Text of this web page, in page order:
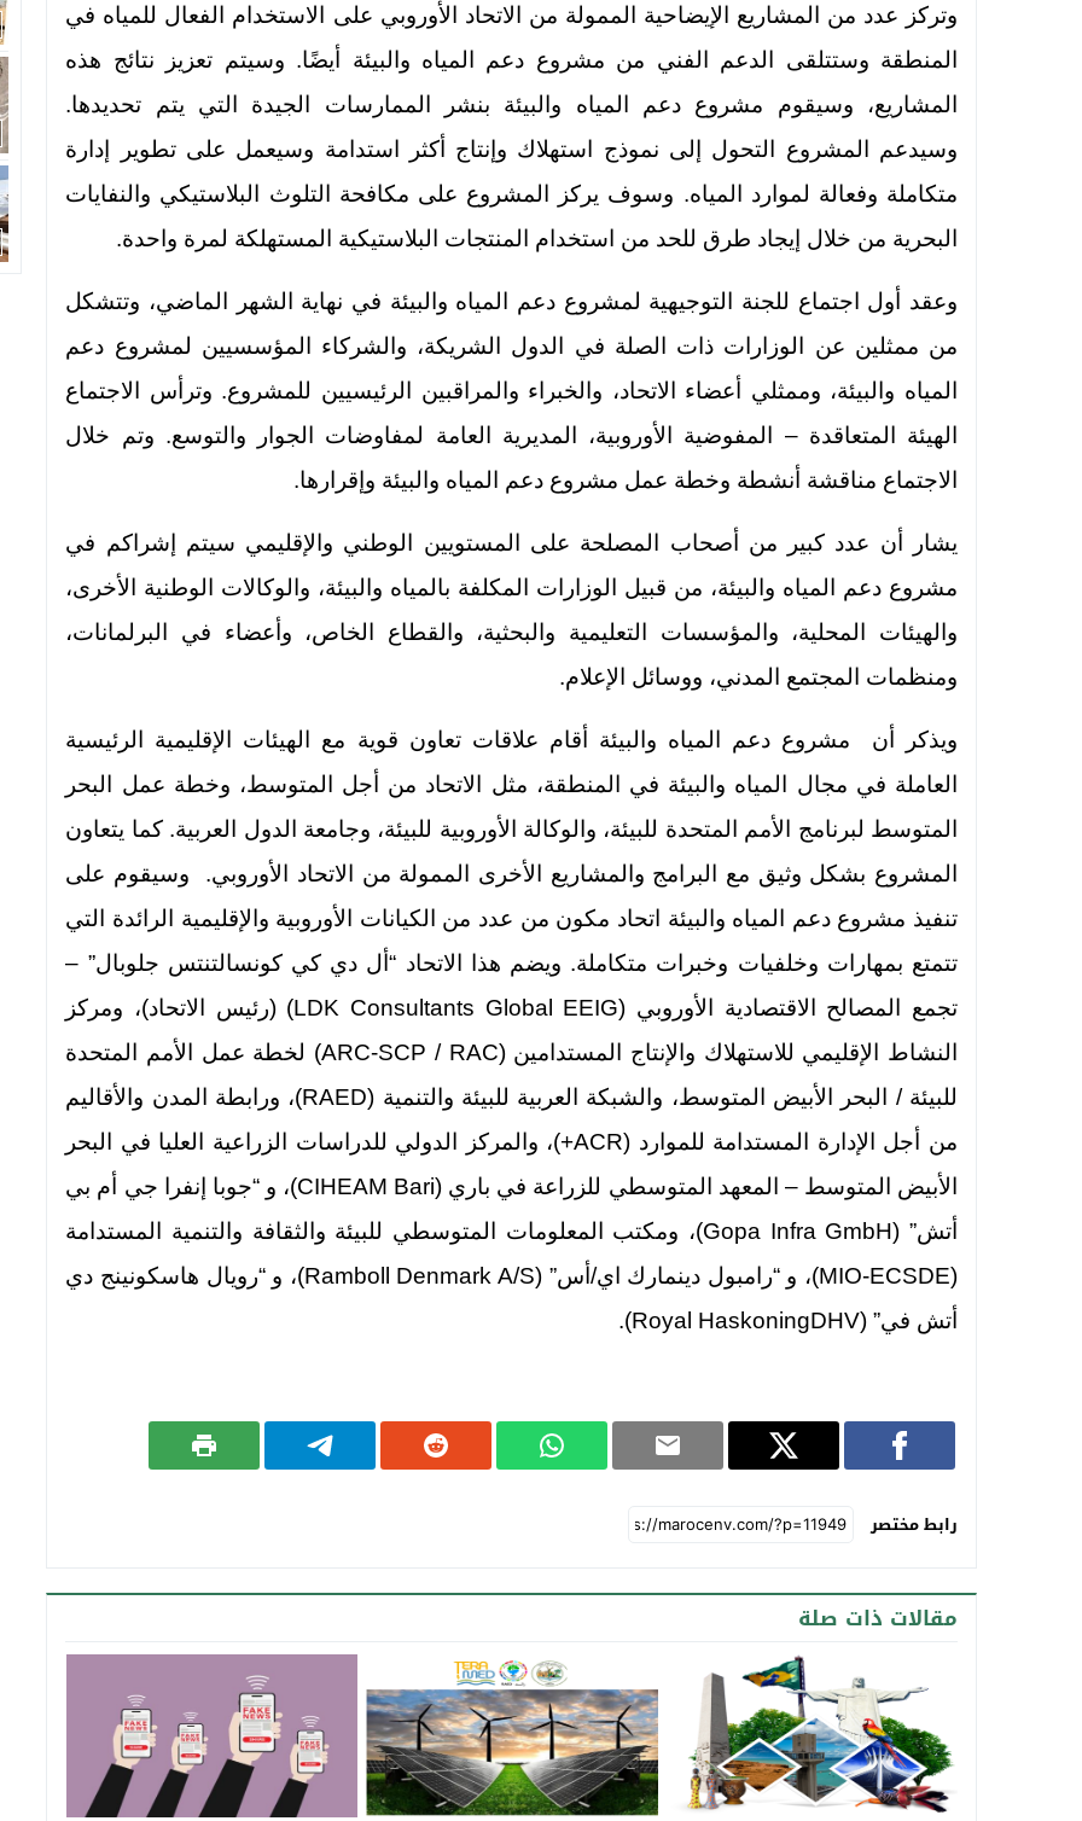
وتركز عدد من المشاريع الإيضاحية الممولة من الاتحاد الأوروبي على الاستخدام الفعال للمياه في
المنطقة وستتلقى الدعم الفني من مشروع دعم المياه والبيئة أيضًا. وسيتم تعزيز نتائج هذه
المشاريع، وسيقوم مشروع دعم المياه والبيئة بنشر الممارسات الجيدة التي يتم تحديدها.
وسيدعم المشروع التحول إلى نموذج استهلاك وإنتاج أكثر استدامة وسيعمل على تطوير إدارة
متكاملة وفعالة لموارد المياه. وسوف يركز المشروع على مكافحة التلوث البلاستيكي والنفايات
البحرية من خلال إيجاد طرق للحد من استخدام المنتجات البلاستيكية المستهلكة لمرة واحدة.
وعقد أول اجتماع للجنة التوجيهية لمشروع دعم المياه والبيئة في نهاية الشهر الماضي، وتتشكل
من ممثلين عن الوزارات ذات الصلة في الدول الشريكة، والشركاء المؤسسيين لمشروع دعم
المياه والبيئة، وممثلي أعضاء الاتحاد، والخبراء والمراقبين الرئيسيين للمشروع. وترأس الاجتماع
الهيئة المتعاقدة – المفوضية الأوروبية، المديرية العامة لمفاوضات الجوار والتوسع. وتم خلال
الاجتماع مناقشة أنشطة وخطة عمل مشروع دعم المياه والبيئة وإقرارها.
يشار أن عدد كبير من أصحاب المصلحة على المستويين الوطني والإقليمي سيتم إشراكم في
مشروع دعم المياه والبيئة، من قبيل الوزارات المكلفة بالمياه والبيئة، والوكالات الوطنية الأخرى،
والهيئات المحلية، والمؤسسات التعليمية والبحثية، والقطاع الخاص، وأعضاء في البرلمانات،
ومنظمات المجتمع المدني، ووسائل الإعلام.
ويذكر أن مشروع دعم المياه والبيئة أقام علاقات تعاون قوية مع الهيئات الإقليمية الرئيسية
العاملة في مجال المياه والبيئة في المنطقة، مثل الاتحاد من أجل المتوسط، وخطة عمل البحر
المتوسط لبرنامج الأمم المتحدة للبيئة، والوكالة الأوروبية للبيئة، وجامعة الدول العربية. كما يتعاون
المشروع بشكل وثيق مع البرامج والمشاريع الأخرى الممولة من الاتحاد الأوروبي. وسيقوم على
تنفيذ مشروع دعم المياه والبيئة اتحاد مكون من عدد من الكيانات الأوروبية والإقليمية الرائدة التي
تتمتع بمهارات وخلفيات وخبرات متكاملة. ويضم هذا الاتحاد “أل دي كي كونسالتنتس جلوبال” –
تجمع المصالح الاقتصادية الأوروبي (LDK Consultants Global EEIG) (رئيس الاتحاد)، ومركز
النشاط الإقليمي للاستهلاك والإنتاج المستدامين (ARC-SCP / RAC) لخطة عمل الأمم المتحدة
للبيئة / البحر الأبيض المتوسط، والشبكة العربية للبيئة والتنمية (RAED)، ورابطة المدن والأقاليم
من أجل الإدارة المستدامة للموارد (ACR+)، والمركز الدولي للدراسات الزراعية العليا في البحر
الأبيض المتوسط – المعهد المتوسطي للزراعة في باري (CIHEAM Bari)، و “جوبا إنفرا جي أم بي
أتش” (Gopa Infra GmbH)، ومكتب المعلومات المتوسطي للبيئة والثقافة والتنمية المستدامة
(MIO-ECSDE)، و “رامبول دينمارك اي/أس” (Ramboll Denmark A/S)، و “رويال هاسكونينج دي
أتش في” (Royal HaskoningDHV).
رابط مختصر
مقالات ذات صلة